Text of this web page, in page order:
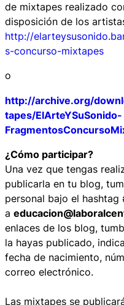
de mixtapes realizado
disposición de los
http://
s-concurso-mixtapes
o
http://archive.org/
tapes/ElArteYSuSonido-
¿Cómo participar?
Una vez que tengas
publicarla en tu blog,
personal bajo el
a
enlaces de los blog,
la hayas publicado,
fecha de nacimiento,
correo electrónico.
Las mixtapes se